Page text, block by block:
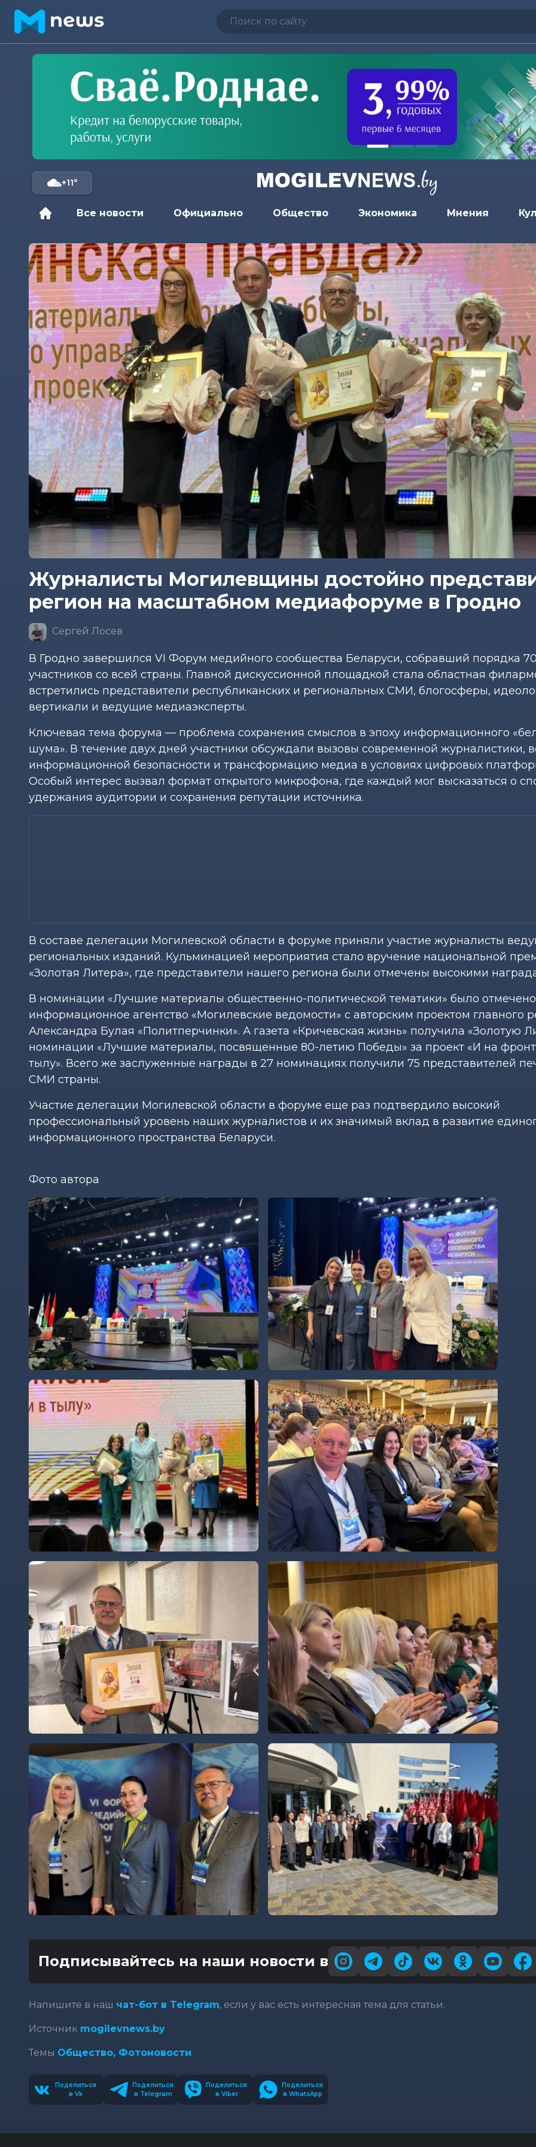
+11°
Все новости Официально Общество Экономика Мнения
Журналисты Могилевщины достойно
регион на масштабном медиафоруме в Гродно
Сергей Лосев
В Гродно завершился VI Форум медийного сообщества Беларуси, собравший порядка
участников со всей страны. Главной дискуссионной площадкой стала областная
встретились представители республиканских и региональных СМИ, блогосферы,
вертикали и ведущие медиаэксперты.
Ключевая тема форума — проблема сохранения смыслов в эпоху информационного
шума». В течение двух дней участники обсуждали вызовы современной журналистики,
информационной безопасности и трансформацию медиа в условиях цифровых
Особый интерес вызвал формат открытого микрофона, где каждый мог высказаться о
удержания аудитории и сохранения репутации источника.
В составе делегации Могилевской области в форуме приняли участие журналисты
региональных изданий. Кульминацией мероприятия стало вручение национальной
«Золотая Литера», где представители нашего региона были отмечены высокими
В номинации «Лучшие материалы общественно-политической тематики» было отмечено
информационное агентство «Могилевские ведомости» с авторским проектом главного
Александра Булая «Политперчинки». А газета «Кричевская жизнь» получила «Золотую
номинации «Лучшие материалы, посвященные 80-летию Победы» за проект «И на
тылу». Всего же заслуженные награды в 27 номинациях получили 75 представителей
СМИ страны.
Участие делегации Могилевской области в форуме еще раз подтвердило высокий
профессиональный уровень наших журналистов и их значимый вклад в развитие
информационного пространства Беларуси.
Фото автора
Подписывайтесь на наши новости в
Напишите в наш чат-бот в Telegram, если у вас есть интересная тема для статьи.
Источник mogilevnews.by
Темы Общество, Фотоновости
Поделиться
в Vk
Поделиться
в Telegram
Поделиться
в Viber
Поделиться
в WhatsApp